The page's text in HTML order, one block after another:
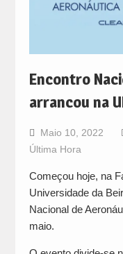
Encontro
arrancou na
Maio 10, 2022
Última Hora
Começou hoje, na
Universidade da
Nacional de
maio.